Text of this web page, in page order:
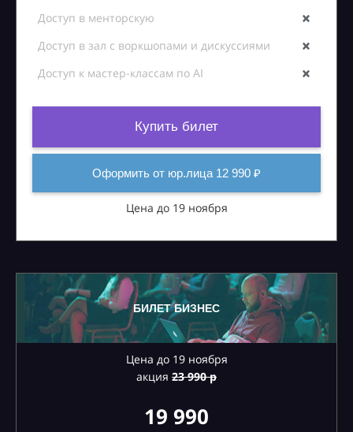
Доступ в менторскую
Доступ в зал с воркшопами и дискуссиями
Доступ к мастер-классам по AI
Купить билет
Оформить от юр.лица 12 990 ₽
Цена до 19 ноября
БИЛЕТ БИЗНЕС
Цена до 19 ноября
акция 23990 р
19 990